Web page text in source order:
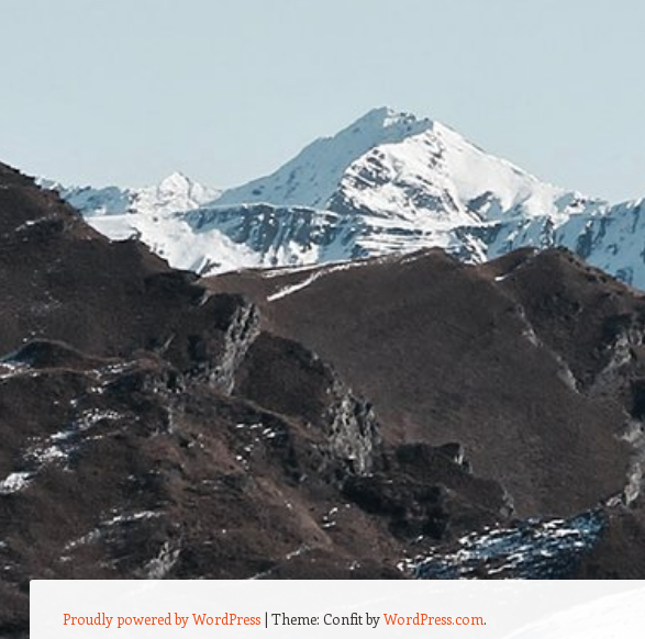
Proudly powered by WordPress | Theme: Confit byWordPress.com.